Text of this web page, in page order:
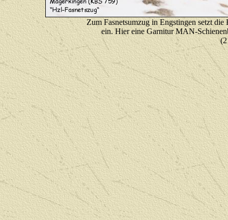
Zum Fasnetsumzug in Engstingen setzt
ein. Hier eine Garnitur MAN-